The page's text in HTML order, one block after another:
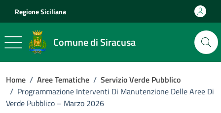
Regione Siciliana
Comune di Siracusa
Home / Aree Tematiche / Servizio Verde Pubblico
/ Programmazione Interventi Di Manutenzione Delle Aree Di
Verde Pubblico – Marzo 2026